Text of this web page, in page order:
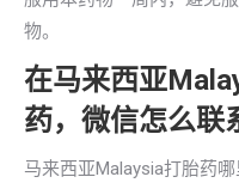
物。
在马来西亚
药，微信怎么联
马来西亚Malaysia打胎药